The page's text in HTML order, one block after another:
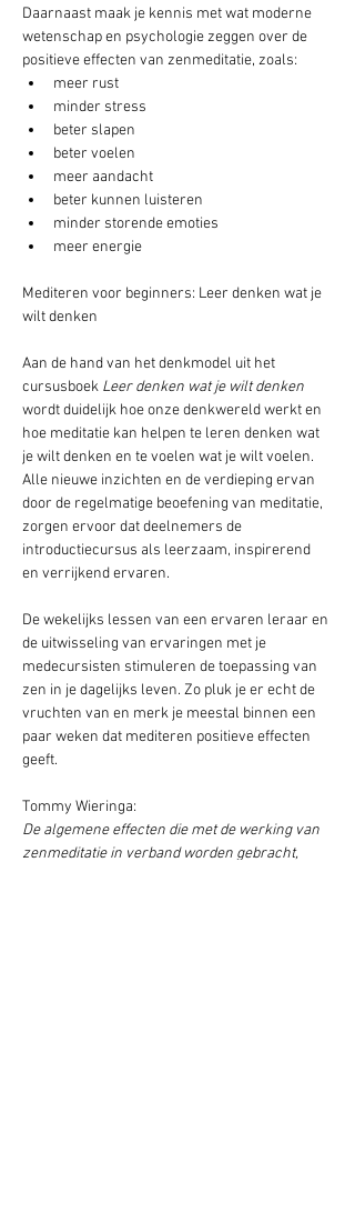
Daarnaast maak je kennis met wat moderne
wetenschap en psychologie zeggen over de
positieve effecten van zenmeditatie, zoals:
meer rust
minder stress
beter slapen
beter voelen
meer aandacht
beter kunnen luisteren
minder storende emoties
meer energie
Mediteren voor beginners: Leer denken wat je
Aan de hand van het denkmodel uit het
cursusboek Leer denken wat je wilt denken
wordt duidelijk hoe onze denkwereld werkt en
hoe meditatie kan helpen te leren denken wat
je wilt denken en te voelen wat je wilt voelen.
Alle nieuwe inzichten en de verdieping ervan
door de regelmatige beoefening van meditatie,
zorgen ervoor dat deelnemers de
introductiecursus als leerzaam, inspirerend
en verrijkend ervaren.
De wekelijks lessen van een ervaren leraar en
de uitwisseling van ervaringen met je
medecursisten stimuleren de toepassing van
zen in je dagelijks leven. Zo pluk je er echt de
vruchten van en merk je meestal binnen een
paar weken dat mediteren positieve effecten
geeft.
De algemene effecten die met de werking van
zenmeditatie in verband worden gebracht,